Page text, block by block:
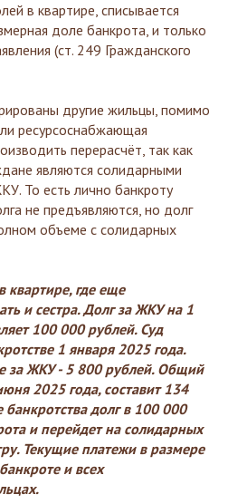
в квартире, списывается
доле банкрота, и только
(ст. 249 Гражданского
другие жильцы, помимо
ресурсоснабжающая
перерасчёт, так как
являются солидарными
То есть лично банкроту
не предъявляются, но долг
объеме с солидарных
квартире, где еще
и сестра. Долг за ЖКУ на 1
100 000 рублей. Суд
1 января 2025 года.
за ЖКУ - 5 800 рублей. Общий
2025 года, составит 134
банкротства долг в 100 000
и перейдет на солидарных
Текущие платежи в размере
и всех